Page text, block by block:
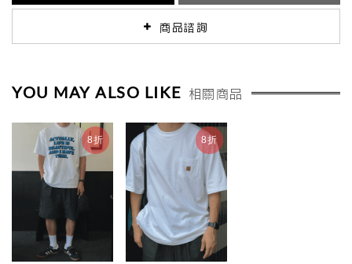
商品諮詢
YOU MAY ALSO LIKE 相關商品
8折 8折